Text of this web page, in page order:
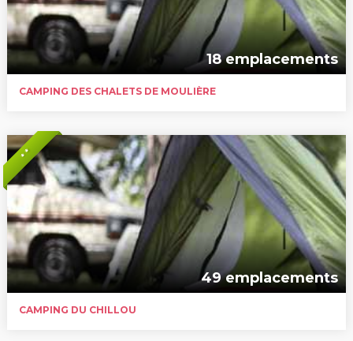
18 emplacements
CAMPING DES CHALETS DE MOULIÈRE
* *
49 emplacements
CAMPING DU CHILLOU